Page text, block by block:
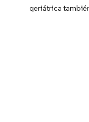
geriátrica